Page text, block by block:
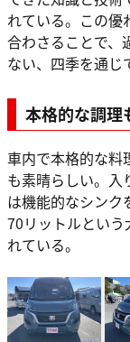
れている。この優
合わさることで、
ない、四季を通じ
本格的な調理
車内で本格的な料
も素晴らしい。入
は機能的なシンク
70リットルとい
れている。